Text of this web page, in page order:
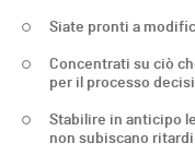
Siate pronti a
Concentrati su ciò
per il processo
Stabilire in anticipo
non subiscano ritardi